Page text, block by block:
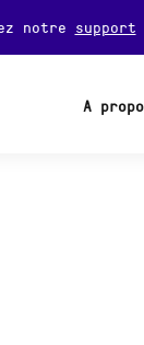
notre support
A